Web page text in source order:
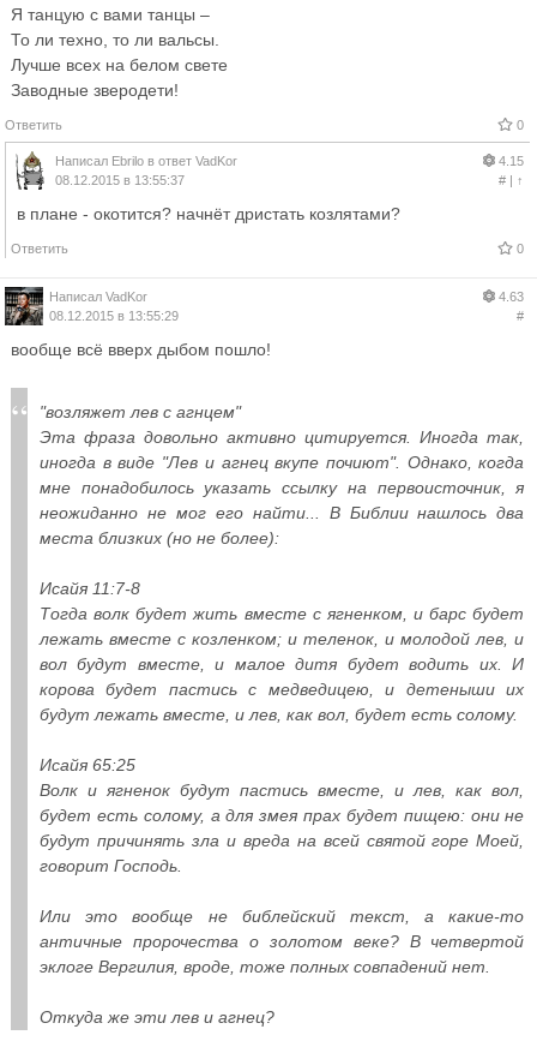
Я танцую с вами танцы –
То ли техно, то ли вальсы.
Лучше всех на белом свете
Заводные зверодети!
Ответить 0
Написал Ebrilo в ответ VadKor
08.12.2015 в 13:55:37
4.15
#| ↑
в плане - окотится? начнёт дристать козлятами?
Ответить 0
Написал VadKor
08.12.2015 в 13:55:29
4.63
#
вообще всё вверх дыбом пошло!
"возляжет лев с агнцем"
Эта фраза довольно активно цитируется. Иногда так,
иногда в виде "Лев и агнец вкупе почиют". Однако, когда
мне понадобилось указать ссылку на первоисточник, я
неожиданно не мог его найти... В Библии нашлось два
места близких (но не более):
Исайя 11:7-8
Тогда волк будет жить вместе с ягненком, и барс будет
лежать вместе с козленком; и теленок, и молодой лев, и
вол будут вместе, и малое дитя будет водить их. И
корова будет пастись с медведицею, и детеныши их
будут лежать вместе, и лев, как вол, будет есть солому.
Исайя 65:25
Волк и ягненок будут пастись вместе, и лев, как вол,
будет есть солому, а для змея прах будет пищею: они не
будут причинять зла и вреда на всей святой горе Моей,
говорит Господь.
Или это вообще не библейский текст, а какие-то
античные пророчества о золотом веке? В четвертой
эклоге Вергилия, вроде, тоже полных совпадений нет.
Откуда же эти лев и агнец?